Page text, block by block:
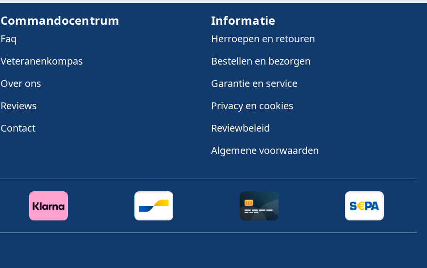
Commandocentrum
Faq
Veteranenkompas
Over ons
Reviews
Contact
Informatie
Herroepen en retouren
Bestellen en bezorgen
Garantie en service
Privacy en cookies
Reviewbeleid
Algemene voorwaarden